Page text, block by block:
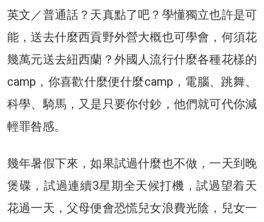
英文／普通話？天真點了吧？學懂獨立也許是可
能，送去什麼西貢野外營大概也可學會，何須花
幾萬元送去紐西蘭？外國人流行什麼各種花樣的
camp，你喜歡什麼便什麼camp，電腦、跳舞、
科學、騎馬，又是只要你付鈔，他們就可代你減
輕罪咎感。
幾年暑假下來，如果試過什麼也不做，一天到晚
煲碟，試過連續3星期全天候打機，試過望着天
花過一天，父母便會恐慌兒女浪費光陰，兒女一